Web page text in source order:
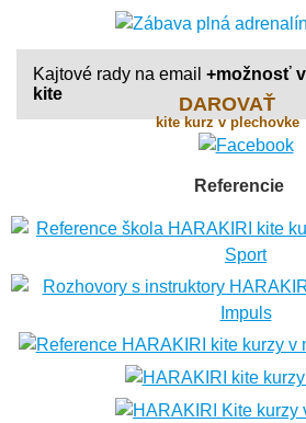
DAROVAŤ
kite kurz v plechovke
Kajtové rady na email +možnosť
kite
Referencie